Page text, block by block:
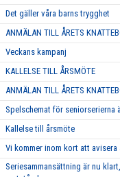
Det gäller våra barns trygghet
ANMÄLAN TILL ÅRETS
Veckans kampanj
KALLELSE TILL ÅRSMÖTE
ANMÄLAN TILL ÅRETS
Spelschemat för seniorserierna
Kallelse till årsmöte
Vi kommer inom kort att
Seriesammansättning är nu